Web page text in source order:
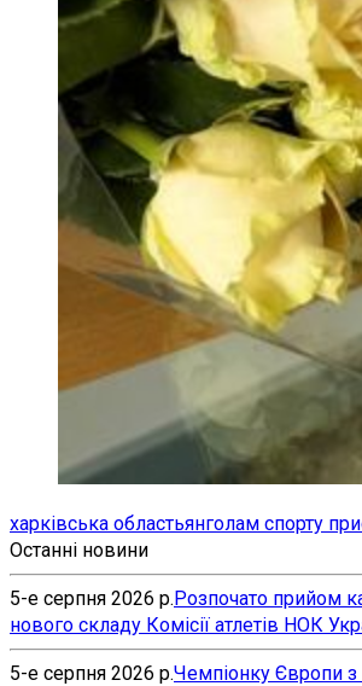
харківська областьянголам спорту
Останні новини
5-е серпня 2026 р.Розпочато прийом
нового складу Комісії атлетів НОК
5-е серпня 2026 р.Чемпіонку Європи